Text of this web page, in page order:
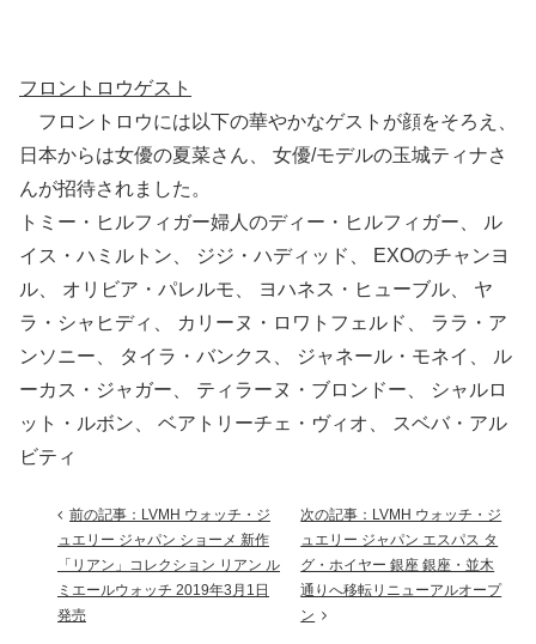
フロントロウゲスト
フロントロウには以下の華やかなゲストが顔をそろえ、
日本からは女優の夏菜さん、 女優/モデルの玉城ティナさ
んが招待されました。
トミー・ヒルフィガー婦人のディー・ヒルフィガー、 ル
イス・ハミルトン、 ジジ・ハディッド、 EXOのチャンヨ
ル、 オリビア・パレルモ、 ヨハネス・ヒューブル、 ヤ
ラ・シャヒディ、 カリーヌ・ロワトフェルド、 ララ・ア
ンソニー、 タイラ・バンクス、 ジャネール・モネイ、 ル
ーカス・ジャガー、 ティラーヌ・ブロンドー、 シャルロ
ット・ルボン、 ベアトリーチェ・ヴィオ、 スベバ・アル
ビティ
前の記事：LVMH ウォッチ・ジ
ュエリー ジャパン ショーメ 新作
「リアン」コレクション リアン ル
ミエールウォッチ 2019年3月1日
発売
次の記事：LVMH ウォッチ・ジ
ュエリー ジャパン エスパス タ
グ・ホイヤー 銀座 銀座・並木
通りへ移転リニューアルオープ
ン